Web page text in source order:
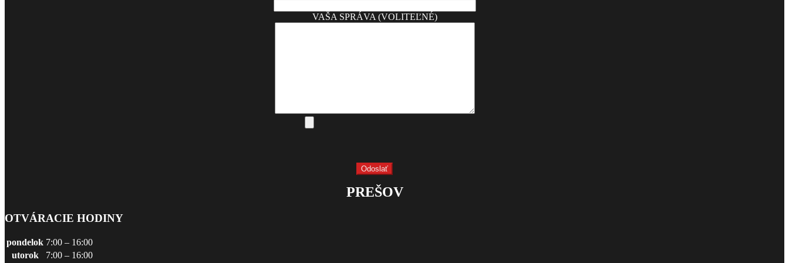
VAŠA SPRÁVA (VOLITEĽNÉ)
PREŠOV
OTVÁRACIE HODINY
pondelok 7:00 – 16:00
utorok
7:00 – 16:00